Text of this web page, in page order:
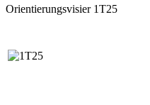
Orientierungsvisier 1T25